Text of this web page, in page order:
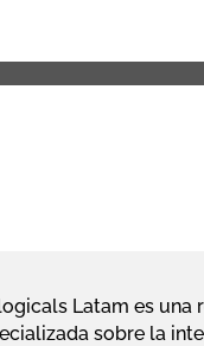
Latam es una
sobre la